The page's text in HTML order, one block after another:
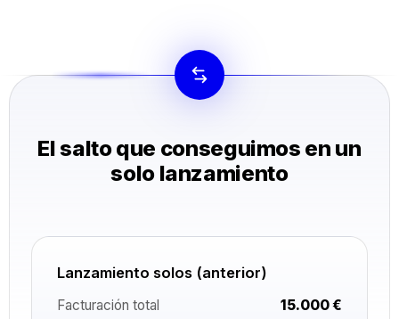
El salto que conseguimos en un
solo lanzamiento
Lanzamiento solos (anterior)
Facturación total 15.000 €